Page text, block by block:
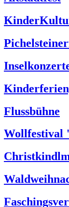
Flussbühne
Wollfestival